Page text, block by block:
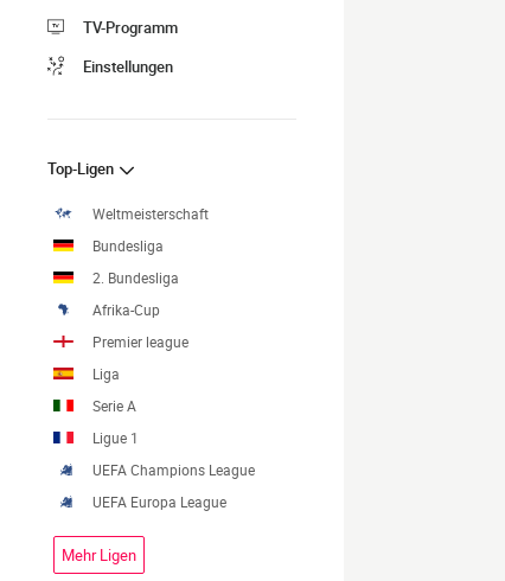
TV-Programm
Einstellungen
Top-Ligen
Weltmeisterschaft
Bundesliga
2. Bundesliga
Afrika-Cup
Premier league
Liga
Serie A
Ligue 1
UEFA Champions League
UEFA Europa League
Mehr Ligen